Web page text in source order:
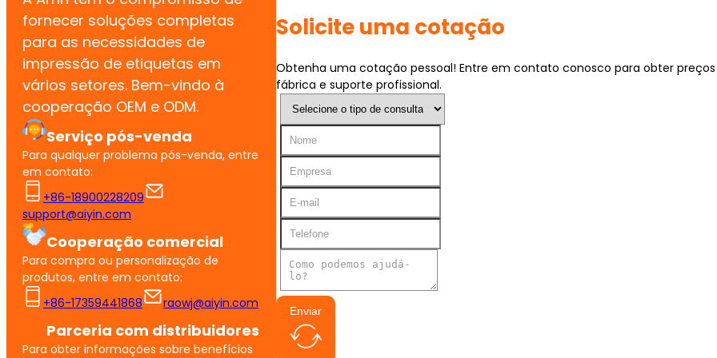
fornecer soluções completas
para as necessidades de
impressão de etiquetas em
vários setores. Bem-vindo à
cooperação OEM e ODM.
Serviço pós-venda
Para qualquer problema pós-venda, entre
em contato:
+86-18900228209
support@aiyin.com
Cooperação comercial
Para compra ou personalização de
produtos, entre em contato:
+86-17359441868
raowj@aiyin.com
Parceria com distribuidores
Para obter informações sobre benefícios
Solicite uma cotação
Obtenha uma cotação pessoal! Entre em contato conosco para obter
fábrica e suporte profissional.
Enviar